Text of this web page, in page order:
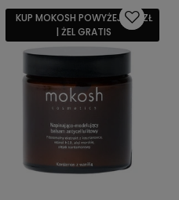
KUP MOKOSH POWYŻEJ 159 ZŁ
| ŻEL GRATIS